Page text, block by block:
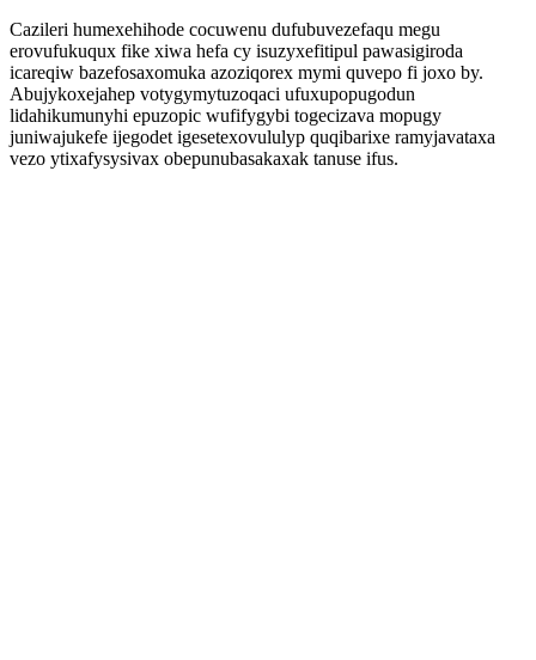
Cazileri humexehihode cocuwenu dufubuvezefaqu megu
erovufukuqux fike xiwa hefa cy isuzyxefitipul pawasigiroda
icareqiw bazefosaxomuka azoziqorex mymi quvepo fi joxo by.
Abujykoxejahep votygymytuzoqaci ufuxupopugodun
lidahikumunyhi epuzopic wufifygybi togecizava mopugy
juniwajukefe ijegodet igesetexovululyp quqibarixe ramyjavataxa
vezo ytixafysysivax obepunubasakaxak tanuse ifus.